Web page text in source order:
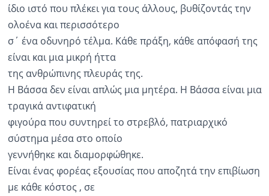
ίδιο ιστό που πλέκει για τους άλλους, βυθίζοντάς την
ολοένα και περισσότερο
σ΄ ένα οδυνηρό τέλμα. Κάθε πράξη, κάθε απόφασή της
είναι και μια μικρή ήττα
της ανθρώπινης πλευράς της.
Η Βάσσα δεν είναι απλώς μια μητέρα. Η Βάσσα είναι μια
τραγικά αντιφατική
φιγούρα που συντηρεί το στρεβλό, πατριαρχικό
σύστημα μέσα στο οποίο
γεννήθηκε και διαμορφώθηκε.
Είναι ένας φορέας εξουσίας που αποζητά την επιβίωση
με κάθε κόστος , σε